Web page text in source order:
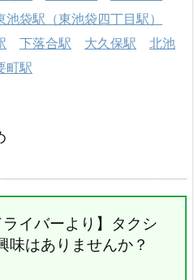
池袋駅（東池袋四丁目駅）
下落合駅 大久保駅
北池
町駅
ライバーより】タクシ
味はありませんか？